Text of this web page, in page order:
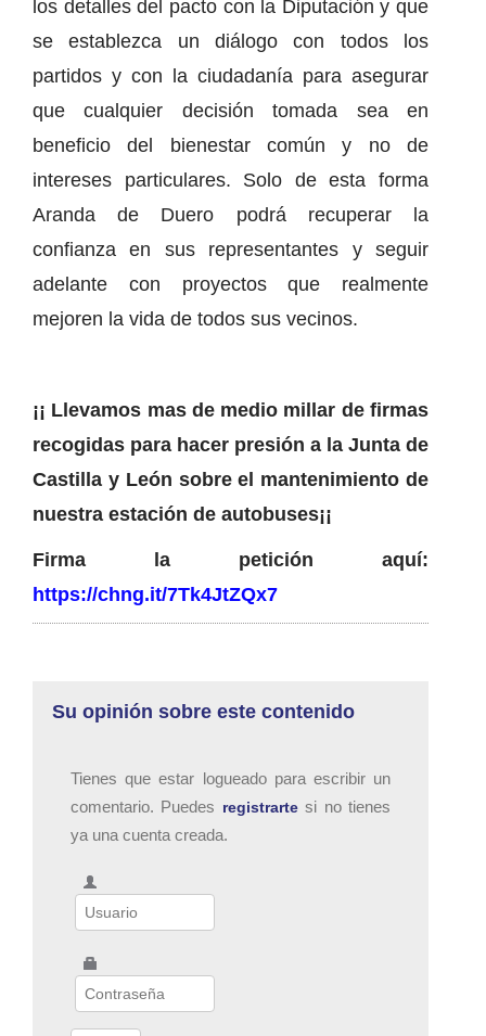
los detalles del pacto con la Diputación y que
se establezca un diálogo con todos los
partidos y con la ciudadanía para asegurar
que cualquier decisión tomada sea en
beneficio del bienestar común y no de
intereses particulares. Solo de esta forma
Aranda de Duero podrá recuperar la
confianza en sus representantes y seguir
adelante con proyectos que realmente
mejoren la vida de todos sus vecinos.
¡¡ Llevamos mas de medio millar de firmas
recogidas para hacer presión a la Junta de
Castilla y León sobre el mantenimiento de
nuestra estación de autobuses¡¡
Firma la petición aquí:
https://chng.it/7Tk4JtZQx7
Su opinión sobre este contenido
Tienes que estar logueado para escribir un
comentario. Puedes registrartesi no tienes
ya una cuenta creada.